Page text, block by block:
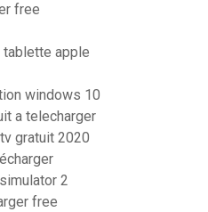
free
tablette apple
windows 10
a telecharger
gratuit 2020
2
free